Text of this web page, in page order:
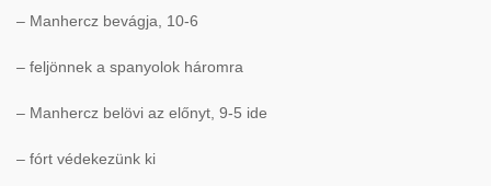
– Manhercz bevágja, 10-6
– feljönnek a spanyolok háromra
– Manhercz belövi az előnyt, 9-5 ide
– fórt védekezünk ki